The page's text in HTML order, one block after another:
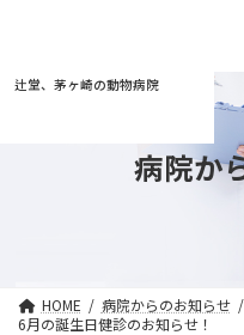
辻堂、茅ヶ崎の動物病院
病院か
HOME 病院からのお知らせ
6月の誕生日健診のお知らせ！